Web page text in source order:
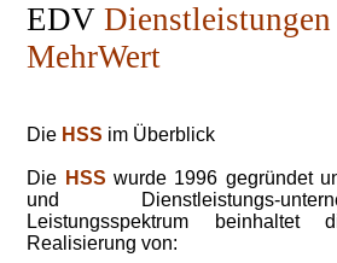
EDVDienstleistungen
MehrWert
Die HSS im Überblick
Die HSS wurde 1996 gegründet
und Dienstleistungs-
Leistungsspektrum
Realisierung von: